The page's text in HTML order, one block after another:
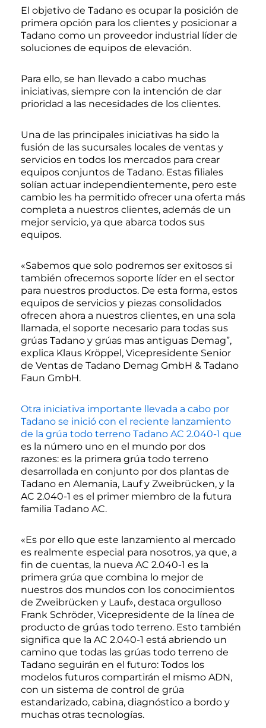
El objetivo de Tadano es ocupar la posición de
primera opción para los clientes y posicionar a
Tadano como un proveedor industrial líder de
soluciones de equipos de elevación.
Para ello, se han llevado a cabo muchas
iniciativas, siempre con la intención de dar
prioridad a las necesidades de los clientes.
Una de las principales iniciativas ha sido la
fusión de las sucursales locales de ventas y
servicios en todos los mercados para crear
equipos conjuntos de Tadano. Estas filiales
solían actuar independientemente, pero este
cambio les ha permitido ofrecer una oferta más
completa a nuestros clientes, además de un
mejor servicio, ya que abarca todos sus
equipos.
«Sabemos que solo podremos ser exitosos si
también ofrecemos soporte líder en el sector
para nuestros productos. De esta forma, estos
equipos de servicios y piezas consolidados
ofrecen ahora a nuestros clientes, en una sola
llamada, el soporte necesario para todas sus
grúas Tadano y grúas mas antiguas Demag”,
explica Klaus Kröppel, Vicepresidente Senior
de Ventas de Tadano Demag GmbH & Tadano
Faun GmbH.
Otra iniciativa importante llevada a cabo por
Tadano se inició con el reciente lanzamiento
de la grúa todo terreno Tadano AC 2.040-1 que
es la número uno en el mundo por dos
razones: es la primera grúa todo terreno
desarrollada en conjunto por dos plantas de
Tadano en Alemania, Lauf y Zweibrücken, y la
AC 2.040-1 es el primer miembro de la futura
familia Tadano AC.
«Es por ello que este lanzamiento al mercado
es realmente especial para nosotros, ya que, a
fin de cuentas, la nueva AC 2.040-1 es la
primera grúa que combina lo mejor de
nuestros dos mundos con los conocimientos
de Zweibrücken y Lauf», destaca orgulloso
Frank Schröder, Vicepresidente de la línea de
producto de grúas todo terreno. Esto también
significa que la AC 2.040-1 está abriendo un
camino que todas las grúas todo terreno de
Tadano seguirán en el futuro: Todos los
modelos futuros compartirán el mismo ADN,
con un sistema de control de grúa
estandarizado, cabina, diagnóstico a bordo y
muchas otras tecnologías.